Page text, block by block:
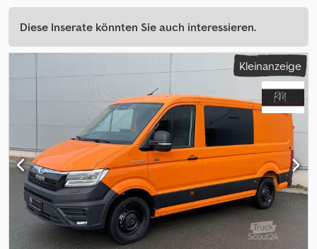
Diese Inserate könnten Sie auch interessieren.
Kleinanzeige